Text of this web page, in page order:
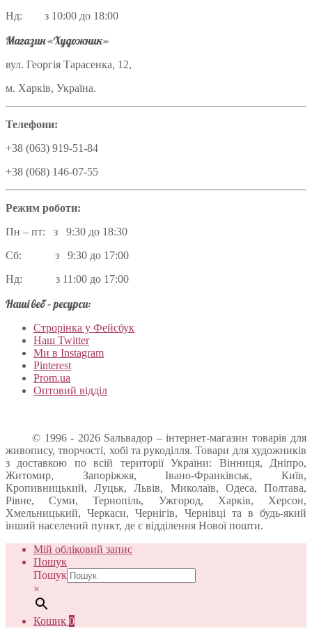
Нд: з 10:00 до 18:00
Магазин «Художник»
вул. Георгія Тарасенка, 12,
м. Харків, Україна.
Телефони:
+38 (063) 919-51-84
+38 (068) 146-07-55
Режим роботи:
Пн – пт: з 9:30 до 18:30
Сб: з 9:30 до 17:00
Нд: з 11:00 до 17:00
Наші веб – ресурси:
Строрінка у Фейсбук
Наш Twitter
Ми в Instagram
Pinterest
Prom.ua
Оптовий відділ
© 1996 - 2026 Sальвадор – інтернет-магазин товарів для
живопису, творчості, хобі та рукоділля. Товари для художників
з доставкою по всій території України: Вінниця, Дніпро,
Житомир, Запоріжжя, Івано-Франківськ, Київ,
Кропивницький, Луцьк, Львів, Миколаїв, Одеса, Полтава,
Рівне, Суми, Тернопіль, Ужгород, Харків, Херсон,
Хмельницький, Черкаси, Чернігів, Чернівці та в будь-який
інший населений пункт, де є відділення Нової пошти.
Мій обліковий запис
Пошук
Пошук
×
Кошик 0